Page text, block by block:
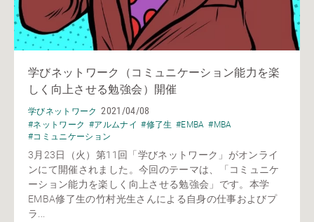
学びネットワーク（コミュニケーション能力を楽
しく向上させる勉強会）開催
学びネットワーク 2021/04/08
#ネットワーク #アルムナイ #修了生 #EMBA #MBA
#コミュニケーション
3月23日（火）第11回「学びネットワーク」がオンライ
ンにて開催されました。今回のテーマは、「コミュニケ
ーション能力を楽しく向上させる勉強会」です。本学
EMBA修了生の竹村光生さんによる自身の仕事およびプ
ラ...